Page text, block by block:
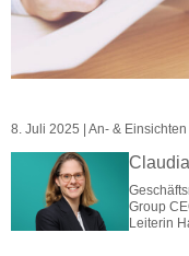
8. Juli 2025 | An- & Einsichten
Group
Leiterin